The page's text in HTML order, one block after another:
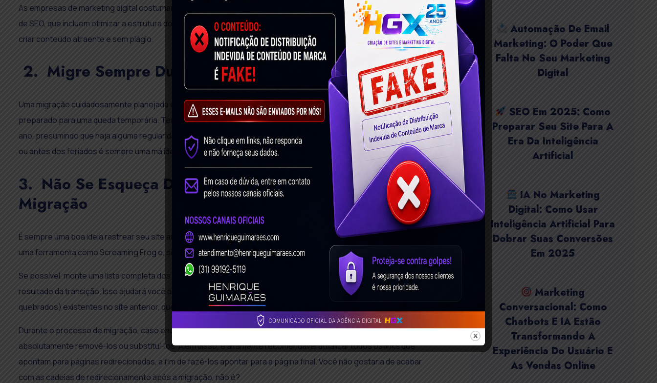
As empresas de marketing digital costumam usar a migração de sites para fazer certas melhorias em suas táticas
de SEO, que incluem otimizar a estrutura do site, corrigir links quebrados, livrar-se de páginas desnecessárias e
criar conteúdo atraente e sem plágio.
2. Migre Sempre Durante Um Período Lento
Uma migração cuidadosamente planejada e monitorada não afetará o tráfego do site, mas é sempre bom ficar
preparado para uma queda temporária. Tendo isso em mente, é melhor realizar a migração durante a parte lenta do
ano, presumindo que haja alguma regularidade no desempenho do seu site. Por exemplo, migrar seu site durante
ou antes dos feriados é sempre uma má ideia.
3. Não Se Esqueça De Rastrear Seu Site Antes Da
Migração
É sempre uma boa ideia rastrear seu site antes de começar o processo de migração. Você pode fazer isso usando
uma ferramenta como Screaming Frog e, sim, não esqueça de salvar o rastreamento para mais tarde.
Se possível, monte uma lista completa dos URLs existentes no site antigo para garantir que nada se perca como
resultado da transição. Isso ajudará você a identificar erros de rastreamento e redirecionamentos (ou links
quebrados) existentes no site anterior, que tendem a aumentar com o tempo.
Durante o processo de migração, caso encontre links que apontem para páginas de erro 404, você deve
absolutamente removê-los ou substituí-los. Além disso, é altamente recomendável atualizar todos os links que
apontam para páginas redirecionadas, a fim de fazê-los apontar para a página final. Você não gostaria de acabar
com as cadeias de redirecionamento após a migração, não é?
Automação De Email
Marketing: O Poder Que
Falta No Seu Marketing
Digital
SEO Em 2025: Como
Preparar Seu Site Para A
Era Da Inteligência
Artificial
IA No Marketing
Digital: Como Usar
Inteligência Artificial Para
Dobrar Suas Conversões
Em 2025
Marketing
Conversacional: Como
Chatbots E IA Estão
Transformando A
Experiência Do Usuário E
As Vendas Online